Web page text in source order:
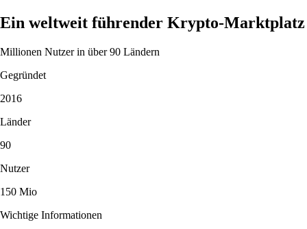
Ein weltweit führender Krypto-Marktplatz
Millionen Nutzer in über 90 Ländern
Gegründet
2016
Länder
90
Nutzer
150 Mio
Wichtige Informationen